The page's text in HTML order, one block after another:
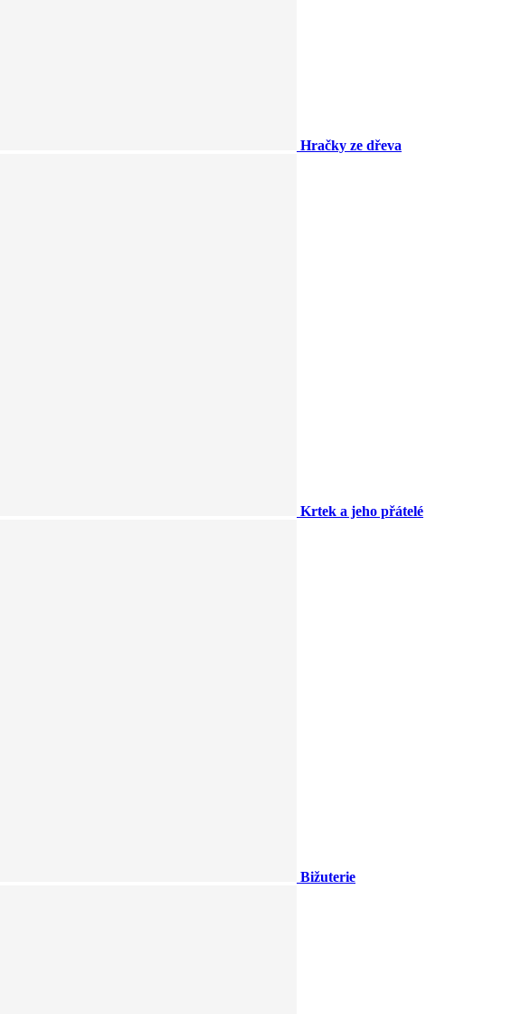
Hračky ze dřeva
Krtek a jeho přátelé
Bižuterie